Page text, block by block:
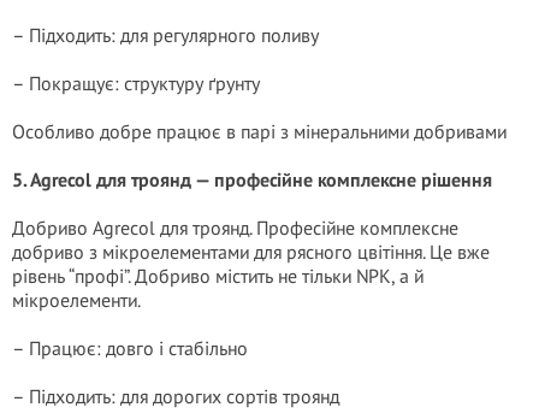
– Підходить: для регулярного поливу
– Покращує: структуру ґрунту
Особливо добре працює в парі з мінеральними добривами
5. Agrecol для троянд — професійне комплексне рішення
Добриво Agrecol для троянд. Професійне комплексне
добриво з мікроелементами для рясного цвітіння. Це вже
рівень “профі”. Добриво містить не тільки NPK, а й
мікроелементи.
– Працює: довго і стабільно
– Підходить: для дорогих сортів троянд